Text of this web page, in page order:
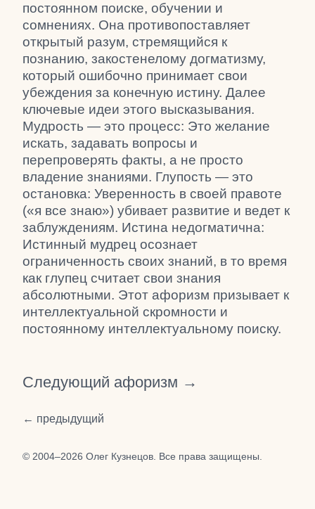
постоянном поиске, обучении и
сомнениях. Она противопоставляет
открытый разум, стремящийся к
познанию, закостенелому догматизму,
который ошибочно принимает свои
убеждения за конечную истину. Далее
ключевые идеи этого высказывания.
Мудрость — это процесс: Это желание
искать, задавать вопросы и
перепроверять факты, а не просто
владение знаниями. Глупость — это
остановка: Уверенность в своей правоте
(«я все знаю») убивает развитие и ведет к
заблуждениям. Истина недогматична:
Истинный мудрец осознает
ограниченность своих знаний, в то время
как глупец считает свои знания
абсолютными. Этот афоризм призывает к
интеллектуальной скромности и
постоянному интеллектуальному поиску.
Следующий афоризм →
← предыдущий
© 2004–2026 Олег Кузнецов. Все права защищены.